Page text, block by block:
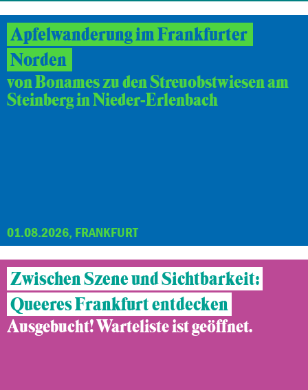
Apfelwanderung im Frankfurter
Norden
von Bonames zu den Streuobstwiesen am
Steinberg in Nieder-Erlenbach
01.08.2026, FRANKFURT
Zwischen Szene und Sichtbarkeit:
Queeres Frankfurt entdecken
Ausgebucht! Warteliste ist geöffnet.